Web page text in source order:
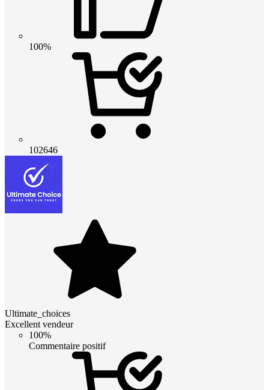
100%
102646
Ultimate_choices
Excellent vendeur
100%
Commentaire positif